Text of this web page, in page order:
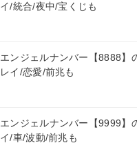
イ/統合/夜中/宝くじも
エンジェルナンバー【8888】
レイ/恋愛/前兆も
エンジェルナンバー【9999】
イ/車/波動/前兆も